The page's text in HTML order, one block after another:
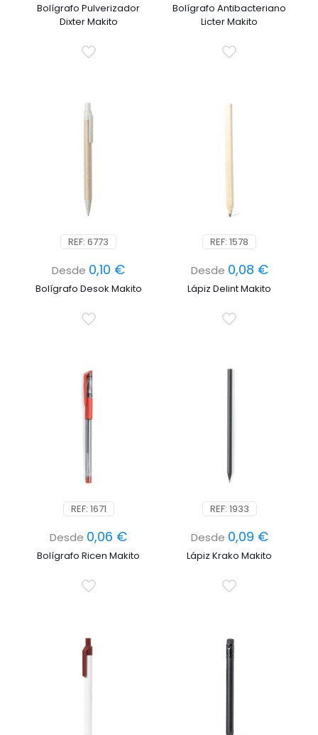
Bolígrafo Pulverizador
Dixter Makito
Bolígrafo Antibacteriano
Licter Makito
REF: 6773
Desde 0,10 €
Bolígrafo Desok Makito
REF: 1578
Desde 0,08 €
Lápiz Delint Makito
REF: 1671
Desde 0,06 €
Bolígrafo Ricen Makito
REF: 1933
Desde 0,09 €
Lápiz Krako Makito